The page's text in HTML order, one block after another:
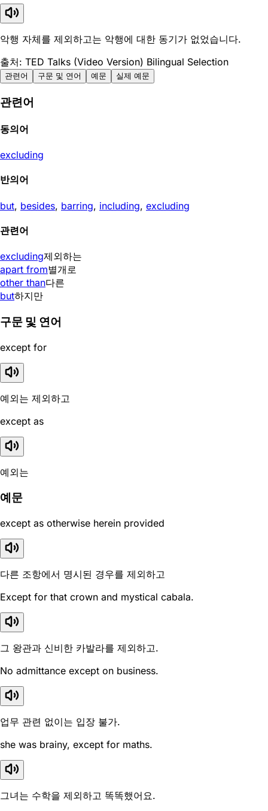
악행 자체를 제외하고는 악행에 대한 동기가 없었습니다.
출처: TED Talks (Video Version) Bilingual Selection
관련어 구문 및 연어 예문 실제 예문
관련어
동의어
excluding
반의어
but, besides, barring, including, excluding
관련어
excluding제외하는
apart from별개로
other than다른
but하지만
구문 및 연어
except for
예외는 제외하고
except as
예외는
예문
except as otherwise herein provided
다른 조항에서 명시된 경우를 제외하고
Except for that crown and mystical cabala.
그 왕관과 신비한 카발라를 제외하고.
No admittance except on business.
업무 관련 없이는 입장 불가.
she was brainy, except for maths.
그녀는 수학을 제외하고 똑똑했어요.